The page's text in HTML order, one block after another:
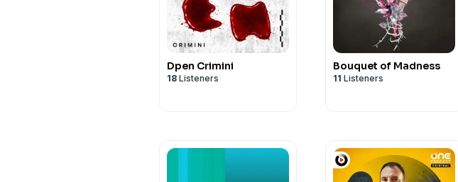
Dpen Crimini
18 Listeners
Bouquet of Madness
11 Listeners